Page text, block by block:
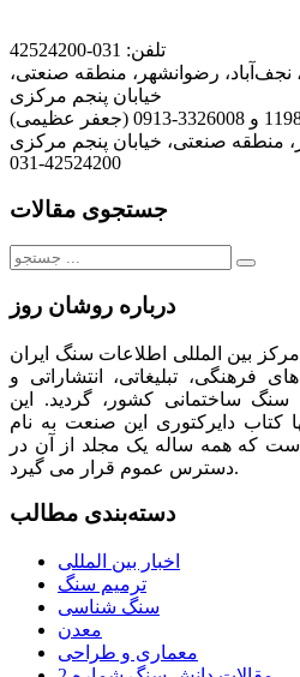
تلفن: 031-42524200
نجف‌آباد، رضوانشهر، منطقه صنعتی،
خیابان پنجم مرکزی
منطقه صنعتی، خیابان پنجم مرکزی
031-42524200
جستجوی مقالات
جستجو
درباره روشان روز
بین المللی اطلاعات سنگ ایران
های فرهنگی، تبلیغاتی، انتشاراتی و
ساختمانی کشور، گردید. این
کتاب دایرکتوری این صنعت به نام
که همه ساله یک مجلد از آن در
دسترس عموم قرار می گیرد.
دسته‌بندی مطالب
اخبار بین المللی
ترمیم سنگ
سنگ شناسی
معدن
معماری و طراحی